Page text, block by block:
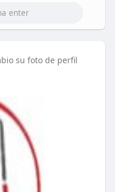
su foto de perfil